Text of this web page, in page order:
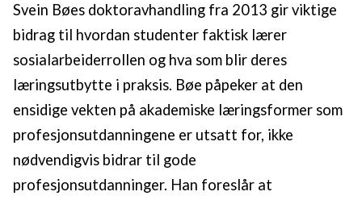
Svein Bøes doktoravhandling fra 2013 gir viktige
bidrag til hvordan studenter faktisk lærer
sosialarbeiderrollen og hva som blir deres
læringsutbytte i praksis. Bøe påpeker at den
ensidige vekten på akademiske læringsformer som
profesjonsutdanningene er utsatt for, ikke
nødvendigvis bidrar til gode
profesjonsutdanninger. Han foreslår at